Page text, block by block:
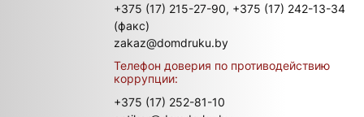
+375 (17) 215-27-90, +375 (17) 242-13-34
(факс)
zakaz@domdruku.by
Телефон доверия по противодействию
коррупции:
+375 (17) 252-81-10